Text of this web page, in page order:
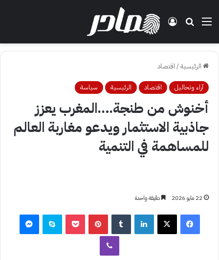
القائمة بحث عنتسجيل الدخول
الرئيسية/ اقتصاد
آراء وتحاليل اقتصاد الرئيسية سياسة
أخنوش من طنجة….المغرب يعزز
جاذبية الاستثمار ويدعو مغاربة العالم
للمساهمة في التنمية
22 مايو 2026 دقيقة واحدة
فيسبوك‫X لينكدإن ‏Tumblr بينتيريست‫Pocket سكايب ماسنجر
ڤايبر